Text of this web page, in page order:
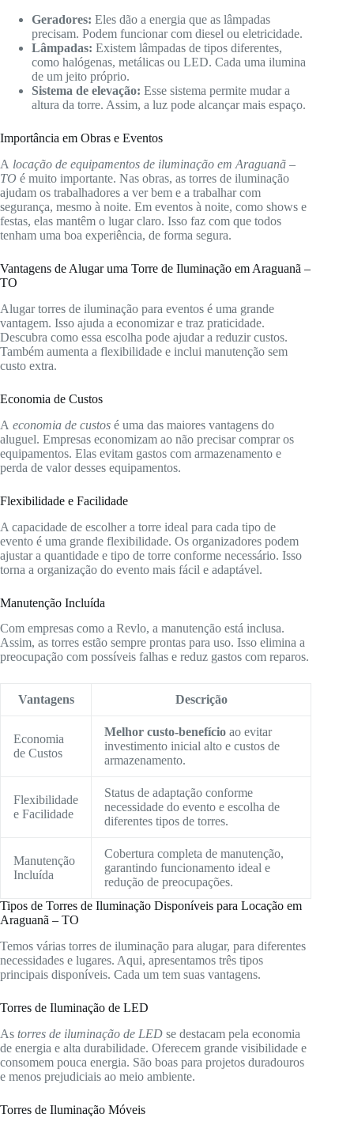
Geradores: Eles dão a energia que as lâmpadas
precisam. Podem funcionar com diesel ou eletricidade.
Lâmpadas: Existem lâmpadas de tipos diferentes,
como halógenas, metálicas ou LED. Cada uma ilumina
de um jeito próprio.
Sistema de elevação: Esse sistema permite mudar a
altura da torre. Assim, a luz pode alcançar mais espaço.
Importância em Obras e Eventos
A locação de equipamentos de iluminação em Araguanã –
TO é muito importante. Nas obras, as torres de iluminação
ajudam os trabalhadores a ver bem e a trabalhar com
segurança, mesmo à noite. Em eventos à noite, como shows e
festas, elas mantêm o lugar claro. Isso faz com que todos
tenham uma boa experiência, de forma segura.
Vantagens de Alugar uma Torre de Iluminação em Araguanã –
TO
Alugar torres de iluminação para eventos é uma grande
vantagem. Isso ajuda a economizar e traz praticidade.
Descubra como essa escolha pode ajudar a reduzir custos.
Também aumenta a flexibilidade e inclui manutenção sem
custo extra.
Economia de Custos
A economia de custos é uma das maiores vantagens do
aluguel. Empresas economizam ao não precisar comprar os
equipamentos. Elas evitam gastos com armazenamento e
perda de valor desses equipamentos.
Flexibilidade e Facilidade
A capacidade de escolher a torre ideal para cada tipo de
evento é uma grande flexibilidade. Os organizadores podem
ajustar a quantidade e tipo de torre conforme necessário. Isso
torna a organização do evento mais fácil e adaptável.
Manutenção Incluída
Com empresas como a Revlo, a manutenção está inclusa.
Assim, as torres estão sempre prontas para uso. Isso elimina a
preocupação com possíveis falhas e reduz gastos com reparos.
Vantagens Descrição
Economia
de Custos
Melhor custo-benefício ao evitar
investimento inicial alto e custos de
armazenamento.
Flexibilidade
e Facilidade
Status de adaptação conforme
necessidade do evento e escolha de
diferentes tipos de torres.
Manutenção
Incluída
Cobertura completa de manutenção,
garantindo funcionamento ideal e
redução de preocupações.
Tipos de Torres de Iluminação Disponíveis para Locação em
Araguanã – TO
Temos várias torres de iluminação para alugar, para diferentes
necessidades e lugares. Aqui, apresentamos três tipos
principais disponíveis. Cada um tem suas vantagens.
Torres de Iluminação de LED
As torres de iluminação de LED se destacam pela economia
de energia e alta durabilidade. Oferecem grande visibilidade e
consomem pouca energia. São boas para projetos duradouros
e menos prejudiciais ao meio ambiente.
Torres de Iluminação Móveis